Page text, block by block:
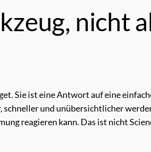
nicht
Sie ist eine Antwort auf eine
und unübersichtlicher
reagieren kann. Das ist nicht